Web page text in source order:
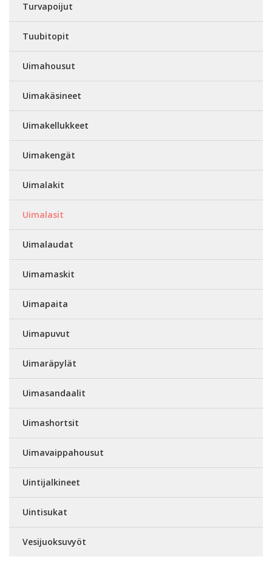
Turvapoijut
Tuubitopit
Uimahousut
Uimakäsineet
Uimakellukkeet
Uimakengät
Uimalakit
Uimalasit
Uimalaudat
Uimamaskit
Uimapaita
Uimapuvut
Uimaräpylät
Uimasandaalit
Uimashortsit
Uimavaippahousut
Uintijalkineet
Uintisukat
Vesijuoksuvyöt